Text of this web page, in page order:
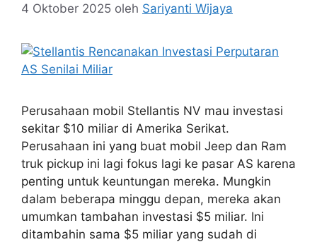
4 Oktober 2025 oleh Sariyanti Wijaya
Perusahaan mobil Stellantis NV mau investasi
sekitar $10 miliar di Amerika Serikat.
Perusahaan ini yang buat mobil Jeep dan Ram
truk pickup ini lagi fokus lagi ke pasar AS karena
penting untuk keuntungan mereka. Mungkin
dalam beberapa minggu depan, mereka akan
umumkan tambahan investasi $5 miliar. Ini
ditambahin sama $5 miliar yang sudah di